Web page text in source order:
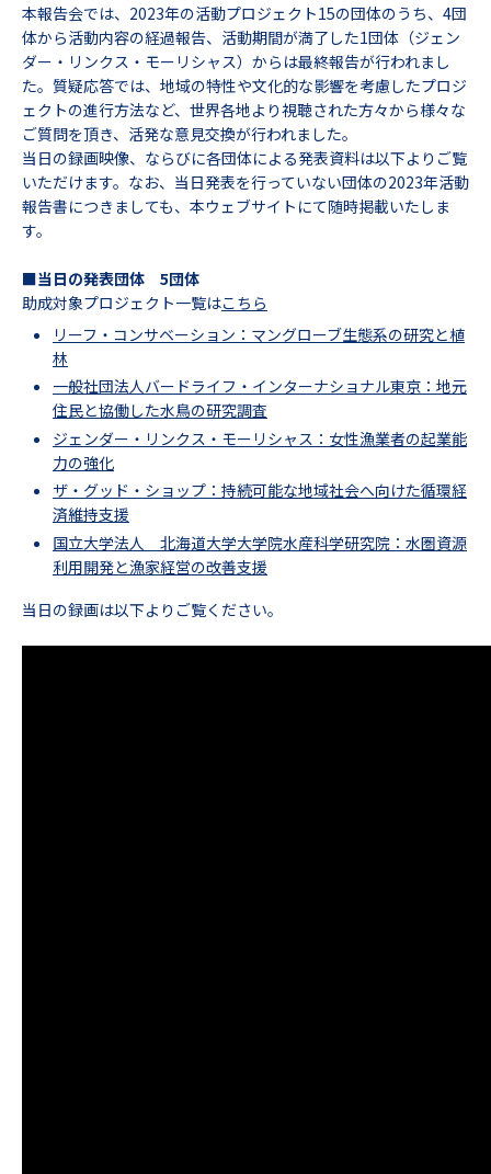
本報告会では、2023年の活動プロジェクト15の団体のうち、4団
体から活動内容の経過報告、活動期間が満了した1団体（ジェン
ダー・リンクス・モーリシャス）からは最終報告が行われまし
た。質疑応答では、地域の特性や文化的な影響を考慮したプロジ
ェクトの進行方法など、世界各地より視聴された方々から様々な
ご質問を頂き、活発な意見交換が行われました。
当日の録画映像、ならびに各団体による発表資料は以下よりご覧
いただけます。なお、当日発表を行っていない団体の2023年活動
報告書につきましても、本ウェブサイトにて随時掲載いたしま
す。
■当日の発表団体 5団体
助成対象プロジェクト一覧はこちら
リーフ・コンサベーション：マングローブ生態系の研究と植
林
一般社団法人バードライフ・インターナショナル東京：地元
住民と協働した水鳥の研究調査
ジェンダー・リンクス・モーリシャス：女性漁業者の起業能
力の強化
ザ・グッド・ショップ：持続可能な地域社会へ向けた循環経
済維持支援
国立大学法人 北海道大学大学院水産科学研究院：水圏資源
利用開発と漁家経営の改善支援
当日の録画は以下よりご覧ください。